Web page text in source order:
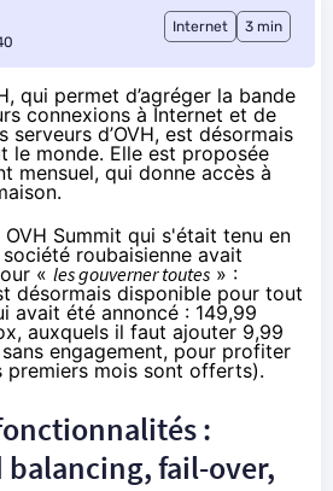
Internet 3 min
qui permet d’agréger la bande
connexions à Internet et de
serveurs d’OVH, est désormais
le monde. Elle est proposée
mensuel, qui donne accès à
OVH Summit qui s'était tenu en
société roubaisienne avait
« les gouverner toutes » :
désormais disponible pour tout
avait été annoncé : 149,99
auxquels il faut ajouter 9,99
engagement, pour profiter
premiers mois sont offerts).
:
balancing, fail-over,